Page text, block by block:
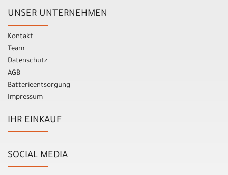
UNSER UNTERNEHMEN
Kontakt
Team
Datenschutz
AGB
Batterieentsorgung
Impressum
IHR EINKAUF
SOCIAL MEDIA